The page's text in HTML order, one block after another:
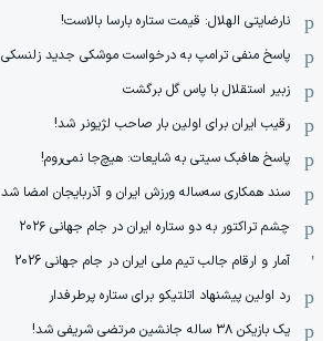
نارضایتی الهلال: قیمت ستاره بارسا بالاست!
پاسخ منفی ترامپ به درخواست موشکی جدید زلنسکی
زبیر استقلال با پاس گل برگشت
رقیب ایران برای اولین بار صاحب لژیونر شد!
پاسخ هافبک سیتی به شایعات: هیچ‌جا نمی‌روم!
سند همکاری سه‌ساله‌ ‌ورزش ایران و آذربایجان امضا شد
چشم تراکتور به دو ستاره ایران در جام جهانی ۲۰۲۶
آمار و ارقام جالب تیم ملی ایران در جام جهانی 2026
رد اولین پیشنهاد اتلتیکو برای ستاره پرطرفدار
یک بازیکن ۳۸ ساله جانشین مرتضی شریفی شد!